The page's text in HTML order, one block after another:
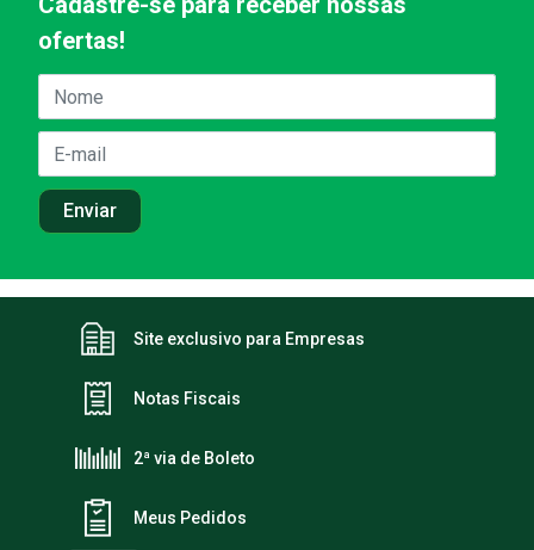
ofertas!
Site exclusivo para Empresas
Notas Fiscais
2ª via de Boleto
Meus Pedidos